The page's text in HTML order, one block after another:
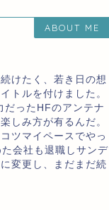
ABOUT ME
けたく、若き日の想
トルを付けました。
だったHFのアンテナ
しみ方が有るんだ。
ツマイペースでやっ
会社も退職しサンデ
変更し、まだまだ続